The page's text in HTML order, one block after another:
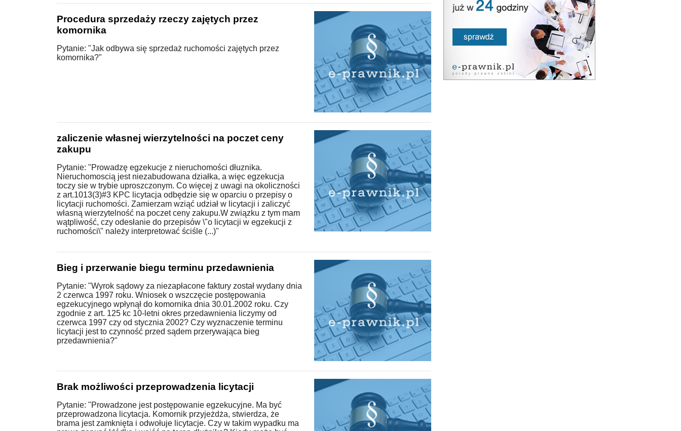
Procedura sprzedaży rzeczy zajętych przez
komornika
Pytanie: "Jak odbywa się sprzedaż ruchomości zajętych przez
komornika?"
zaliczenie własnej wierzytelności na poczet ceny
zakupu
Pytanie: "Prowadzę egzekucje z nieruchomości dłuznika.
Nieruchomoscią jest niezabudowana działka, a więc egzekucja
toczy sie w trybie uproszczonym. Co więcej z uwagi na okoliczności
z art.1013(3)#3 KPC licytacja odbędzie się w oparciu o przepisy o
licytacji ruchomości. Zamierzam wziąć udział w licytacji i zaliczyć
własną wierzytelność na poczet ceny zakupu.W związku z tym mam
wątpliwość, czy odesłanie do przepisów \"o licytacji w egzekucji z
ruchomości\" należy interpretować ściśle (...)"
Bieg i przerwanie biegu terminu przedawnienia
Pytanie: "Wyrok sądowy za niezapłacone faktury został wydany dnia
2 czerwca 1997 roku. Wniosek o wszczęcie postępowania
egzekucyjnego wpłynął do komornika dnia 30.01.2002 roku. Czy
zgodnie z art. 125 kc 10-letni okres przedawnienia liczymy od
czerwca 1997 czy od stycznia 2002? Czy wyznaczenie terminu
licytacji jest to czynność przed sądem przerywająca bieg
przedawnienia?"
Brak możliwości przeprowadzenia licytacji
Pytanie: "Prowadzone jest postępowanie egzekucyjne. Ma być
przeprowadzona licytacja. Komornik przyjeżdża, stwierdza, że
brama jest zamknięta i odwołuje licytacje. Czy w takim wypadku ma